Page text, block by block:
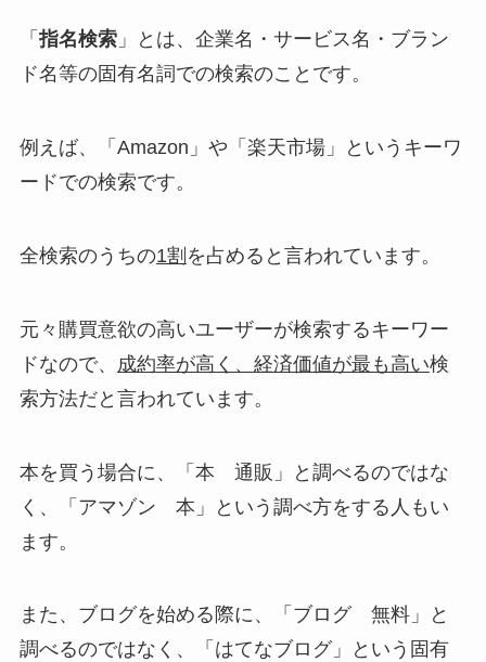
「 指名検索」とは、 企業名・サービス名・ブラン
ド名等の固有名詞での検索のことです。
例えば、「Amazon」や「楽天市場」というキーワ
ードでの検索です。
全検索のうちの1割 を占めると言われています。
元々購買意欲の高いユーザーが検索するキーワー
ドなので、
成約率が高く 、 経済価値が最も高い検
索方法だと言われています。
本を買う場合に、「本 通販」と調べるのではな
く、「アマゾン 本」という調べ方をする人もい
ます。
また、ブログを始める際に、「ブログ 無料」と
調べるのではなく、「はてなブログ」という固有